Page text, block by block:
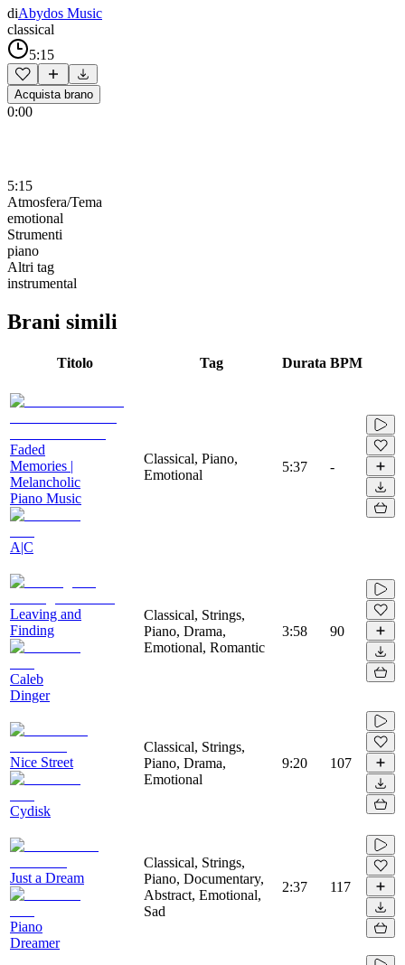
diAbydos Music
classical
5:15
Acquista brano
0:00
5:15
Atmosfera/Tema
emotional
Strumenti
piano
Altri tag
instrumental
Brani simili
Titolo Tag Durata BPM
Faded
Memories |
Melancholic
Piano Music
A|C
Classical, Piano,
Emotional
5:37 -
Leaving and
Finding
Caleb
Dinger
Classical, Strings,
Piano, Drama,
Emotional, Romantic
3:58 90
Nice Street
Cydisk
Classical, Strings,
Piano, Drama,
Emotional
9:20 107
Just a Dream
Piano
Dreamer
Classical, Strings,
Piano, Documentary,
Abstract, Emotional,
Sad
2:37 117